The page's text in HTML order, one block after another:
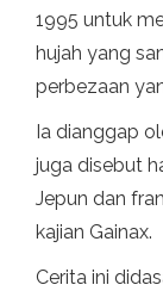
1995 untuk
hujah yang
perbezaan
Ia dianggap
juga disebut
Jepun dan
kajian Gainax.
Cerita ini